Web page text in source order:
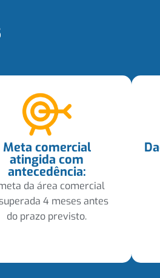
Meta comercial
atingida com
antecedência:
da área comercial
4 meses antes
do prazo previsto.